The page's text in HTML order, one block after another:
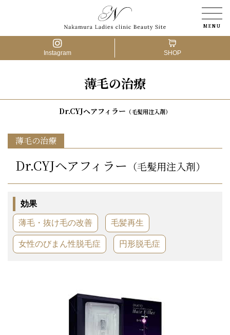
アートメイク
婦人科形成
肌の治療
骨盤ケア
ピアス穴あけ
薄毛の治療
Dr.CYJヘアフィラー （毛髪用注入剤）
薄毛の治療
Dr.CYJヘアフィラー （毛髪用注入剤）
効果
薄毛・抜け毛の改善 毛髪再生
女性のびまん性脱毛症 円形脱毛症
Instagram SHOP